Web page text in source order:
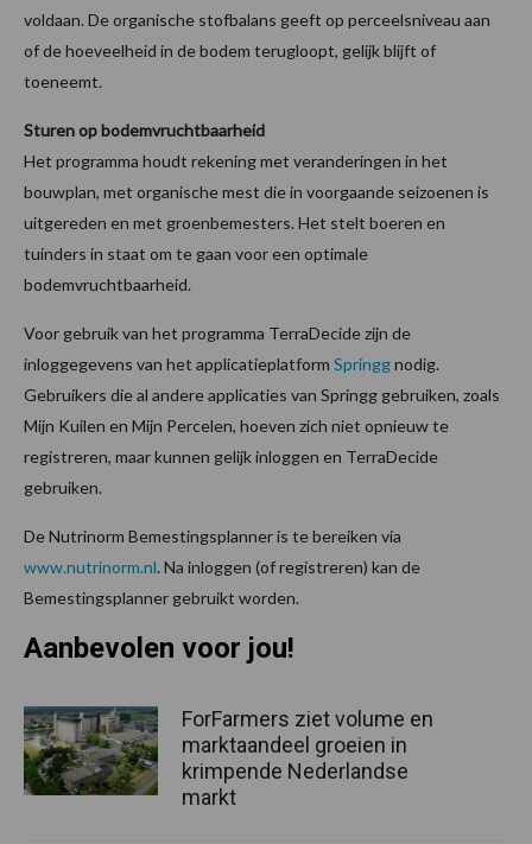
voldaan. De organische stofbalans geeft op perceelsniveau aan
of de hoeveelheid in de bodem terugloopt, gelijk blijft of
toeneemt.
Sturen op bodemvruchtbaarheid
Het programma houdt rekening met veranderingen in het
bouwplan, met organische mest die in voorgaande seizoenen is
uitgereden en met groenbemesters. Het stelt boeren en
tuinders in staat om te gaan voor een optimale
bodemvruchtbaarheid.
Voor gebruik van het programma TerraDecide zijn de
inloggegevens van het applicatieplatform Springgnodig.
Gebruikers die al andere applicaties van Springg gebruiken, zoals
Mijn Kuilen en Mijn Percelen, hoeven zich niet opnieuw te
registreren, maar kunnen gelijk inloggen en TerraDecide
gebruiken.
De Nutrinorm Bemestingsplanner is te bereiken via
www.nutrinorm.nl. Na inloggen (of registreren) kan de
Bemestingsplanner gebruikt worden.
Aanbevolen voor jou!
ForFarmers ziet volume en
marktaandeel groeien in
krimpende Nederlandse
markt